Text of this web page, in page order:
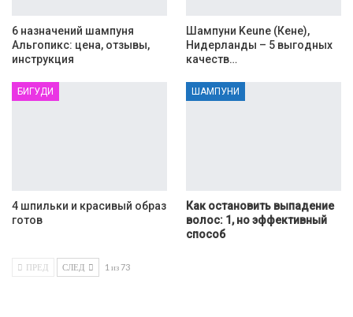
6 назначений шампуня
Альгопикс: цена, отзывы,
инструкция
Шампуни Keune (Кене),
Нидерланды – 5 выгодных
качеств…
БИГУДИ
4 шпильки и красивый образ
готов
ШАМПУНИ
Как остановить выпадение
волос: 1, но эффективный
способ
ПРЕД СЛЕД 1 из 73